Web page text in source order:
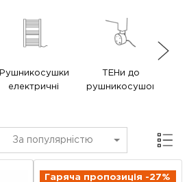
Рушникосушки
електричні
ТЕНи до
рушникосушок
За популярністю Сітка
Гаряча пропозиція -27%